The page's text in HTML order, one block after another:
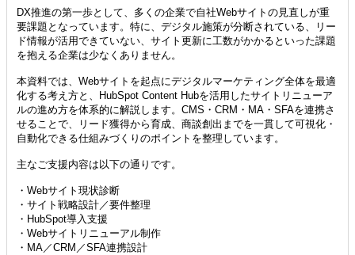
DX推進の第一歩として、多くの企業で自社Webサイトの見直しが重
要課題となっています。特に、デジタル施策が分断されている、リー
ド情報が活用できていない、サイト更新に工数がかかるといった課題
を抱える企業は少なくありません。
本資料では、Webサイトを起点にデジタルマーケティング全体を最適
化する考え方と、HubSpot Content Hubを活用したサイトリニューア
ルの進め方を体系的に解説します。CMS・CRM・MA・SFAを連携さ
せることで、リード獲得から育成、商談創出までを一貫して可視化・
自動化できる仕組みづくりのポイントを整理しています。
主なご支援内容は以下の通りです。
・Webサイト現状診断
・サイト戦略設計／要件整理
・HubSpot導入支援
・Webサイトリニューアル制作
・MA／CRM／SFA連携設計